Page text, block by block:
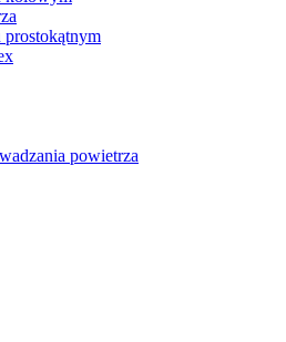
prostokątnym
powietrza